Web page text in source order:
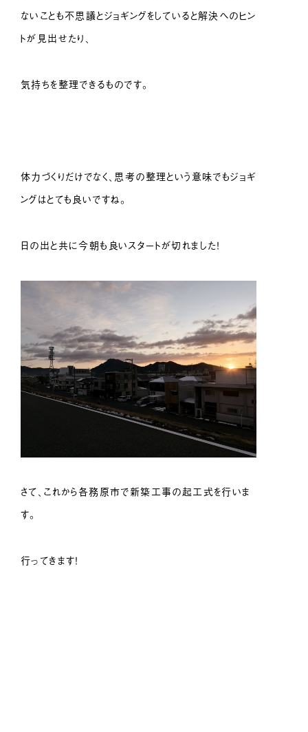
ないことも不思議とジョギングをしていると解決へのヒン
トが見出せたり、
気持ちを整理できるものです。
体力づくりだけでなく、思考の整理という意味でもジョギ
ングはとても良いですね。
日の出と共に今朝も良いスタートが切れました！
さて、これから各務原市で新築工事の起工式を行いま
す。
行ってきます！